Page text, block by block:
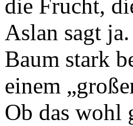
die Frucht,
Aslan sagt
Baum stark
einem
Ob das wohl